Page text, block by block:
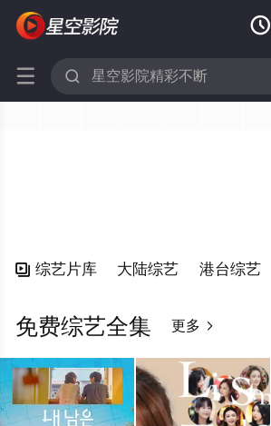

 
 综艺片库 大陆综艺 港台综艺
免费综艺全集 更多 